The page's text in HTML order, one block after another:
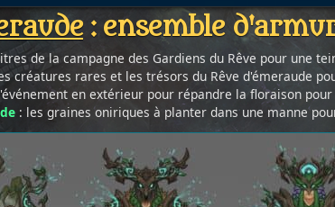
: ensemble
de la campagne des Gardiens du Rêve pour une
créatures rares et les trésors du Rêve d'émeraude
en extérieur pour répandre la floraison
: les graines oniriques à planter dans une manne